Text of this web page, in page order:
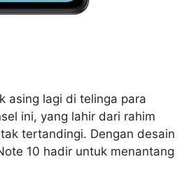
asing lagi di telinga para
ini, yang lahir dari rahim
tertandingi. Dengan desain
10 hadir untuk menantang